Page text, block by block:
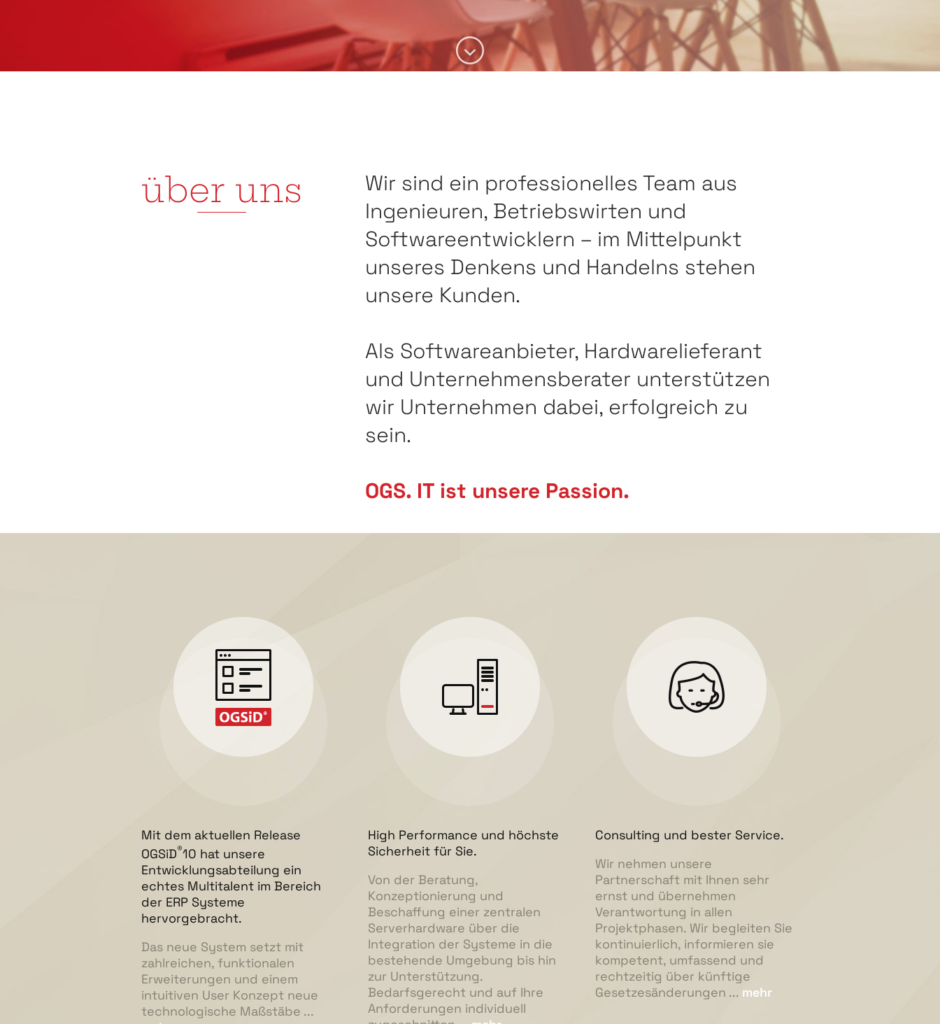
über uns
Wir sind ein professionelles Team aus
Ingenieuren, Betriebswirten und
Softwareentwicklern – im Mittelpunkt
unseres Denkens und Handelns stehen
unsere Kunden.
Als Softwareanbieter, Hardwarelieferant
und Unternehmensberater unterstützen
wir Unternehmen dabei, erfolgreich zu
sein.
OGS. IT ist unsere Passion.
Mit dem aktuellen Release
OGSiD®10 hat unsere
Entwicklungsabteilung ein
echtes Multitalent im Bereich
der ERP Systeme
hervorgebracht.
Das neue System setzt mit
zahlreichen, funktionalen
Erweiterungen und einem
intuitiven User Konzept neue
technologische Maßstäbe ...
High Performance und höchste
Sicherheit für Sie.
Von der Beratung,
Konzeptionierung und
Beschaffung einer zentralen
Serverhardware über die
Integration der Systeme in die
bestehende Umgebung bis hin
zur Unterstützung.
Bedarfsgerecht und auf Ihre
Anforderungen individuell
Consulting und bester Service.
Wir nehmen unsere
Partnerschaft mit Ihnen sehr
ernst und übernehmen
Verantwortung in allen
Projektphasen. Wir begleiten Sie
kontinuierlich, informieren sie
kompetent, umfassend und
rechtzeitig über künftige
Gesetzesänderungen ... mehr